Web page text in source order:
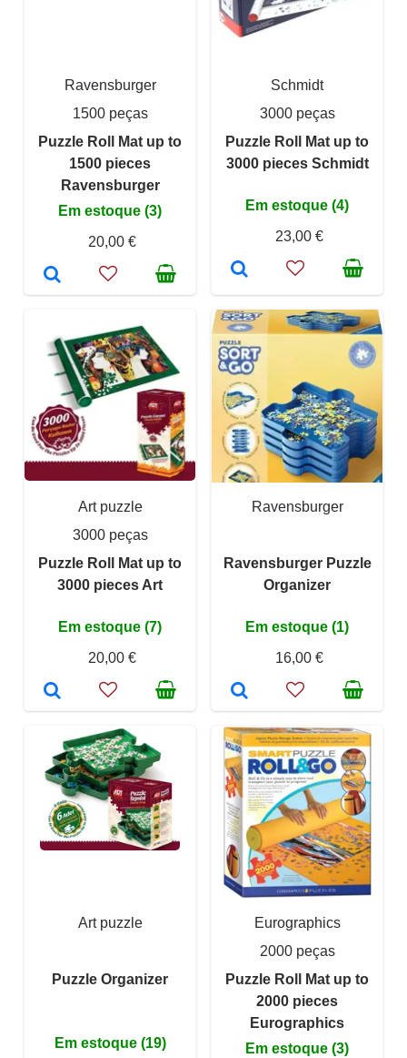
Ravensburger
1500 peças
Puzzle Roll Mat up to
1500 pieces
Ravensburger
Em estoque (3)
20,00 €
Schmidt
3000 peças
Puzzle Roll Mat up to
3000 pieces Schmidt
Em estoque (4)
23,00 €
Art puzzle
3000 peças
Puzzle Roll Mat up to
3000 pieces Art
Em estoque (7)
20,00 €
Ravensburger
Ravensburger Puzzle
Organizer
Em estoque (1)
16,00 €
Art puzzle
Puzzle Organizer
Em estoque (19)
Eurographics
2000 peças
Puzzle Roll Mat up to
2000 pieces
Eurographics
Em estoque (3)